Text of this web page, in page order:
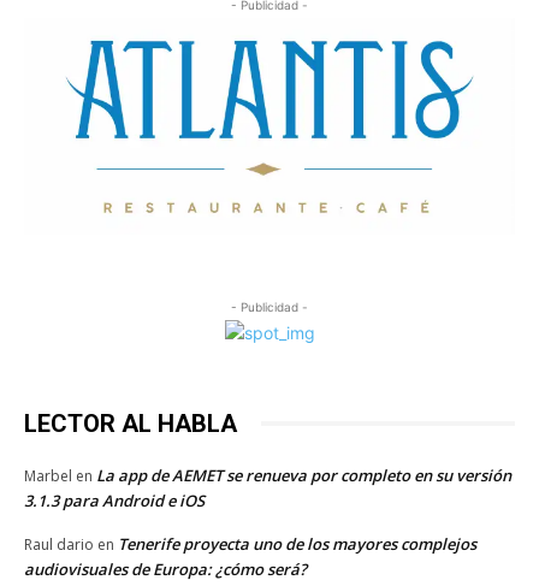
- Publicidad -
- Publicidad -
LECTOR AL HABLA
Marbel en La app de AEMET se renueva por completo en su versión
3.1.3 para Android e iOS
Raul dario en Tenerife proyecta uno de los mayores complejos
audiovisuales de Europa: ¿cómo será?